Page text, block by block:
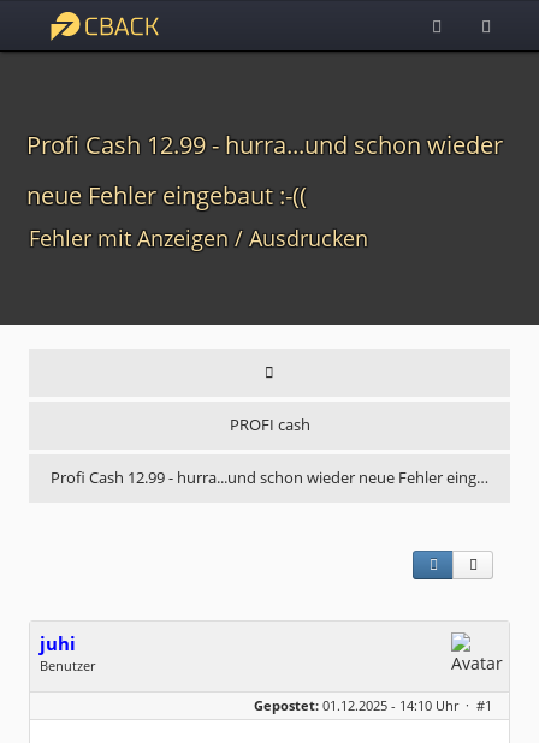
Profi Cash 12.99 - hurra...und schon wieder
neue Fehler eingebaut :-((
Fehler mit Anzeigen / Ausdrucken
PROFI cash
Profi Cash 12.99 - hurra...und schon wieder neue Fehler eing…
juhi
Benutzer
Geschlecht:
Beiträge:
39
Gepostet: 01.12.2025 - 14:10 Uhr · #1